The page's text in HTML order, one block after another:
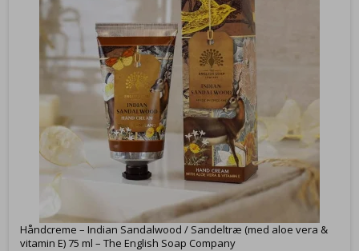
Håndcreme – Indian Sandalwood / Sandeltræ (med aloe vera &
vitamin E) 75 ml – The English Soap Company